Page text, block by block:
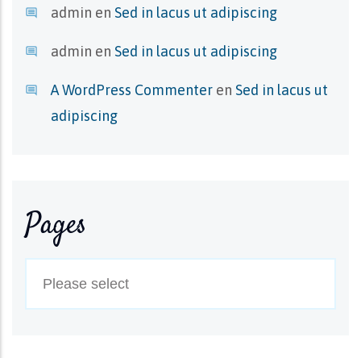
admin en Sed in lacus ut adipiscing
admin en Sed in lacus ut adipiscing
A WordPress Commenter en Sed in lacus ut
adipiscing
Pages